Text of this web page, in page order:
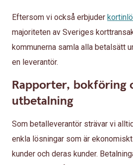
Eftersom vi också erbjuder
majoriteten av Sveriges
kommunerna samla alla betalsätt
en leverantör.
Rapporter, bokföring
utbetalning
Som betalleverantör strävar vi
enkla lösningar som är
kunder och deras kunder.